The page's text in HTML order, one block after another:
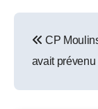
CP
avait prévenu